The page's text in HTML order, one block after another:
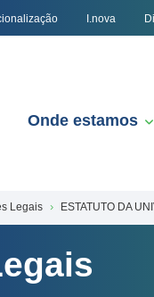
I.nova
Onde estamos
Legais ESTATUTO DA